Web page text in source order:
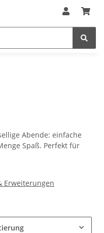
Abende: einfache
Spaß. Perfekt für
Erweiterungen